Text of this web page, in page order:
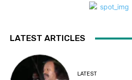
LATEST ARTICLES
LATEST